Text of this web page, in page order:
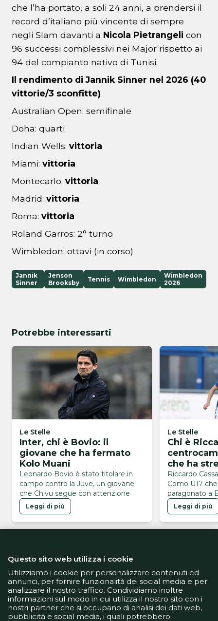
che l’ha portato, a soli 24 anni, a prendersi il
record d’italiano più vincente di sempre
negli Slam davanti a Nicola Pietrangeli con
96 successi complessivi nei Major rispetto ai
94 del compianto nativo di Tunisi.
Il rendimento di Jannik Sinner nel 2026 (40
vittorie/3 sconfitte)
Australian Open: semifinale
Doha: quarti
Indian Wells: vittoria
Miami: vittoria
Montecarlo: vittoria
Madrid: vittoria
Roma: vittoria
Roland Garros: 2° turno
Wimbledon: ottavi (in corso)
Jannik
Sinner
Jenson
Brooksby
Tennis Wimbledon
Wimbledon
2026
Potrebbe interessarti
Le Stelle
Inter, chi è Bovio: il
giovane che ha fermato
Kolo Muani
Leonardo Bovio è stato titolare in
campo contro la Juve, un giovane
che Chivu segue con attenzione
Leggi di più
Le Stelle
Chi è
che ha
Riccardo
Como U17
paragonato a
Leggi di più
Informativa Privacy
Informativa Cookie
Tech App
Questo sito web utilizza i cookie
Utilizziamo i cookie per personalizzare contenuti ed
annunci, per fornire funzionalità dei social media e per
analizzare il nostro traffico. Condividiamo inoltre
informazioni sul modo in cui utilizza il nostro sito con i
nostri partner che si occupano di analisi dei dati web,
pubblicità e social media, i quali potrebbero